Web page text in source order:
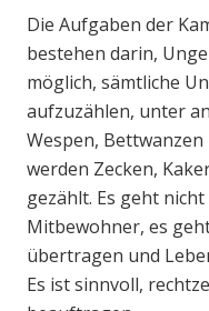
Die Aufgaben der
bestehen darin,
möglich, sämtliche
aufzuzählen, unter
Wespen, Bettwanzen
werden Zecken,
gezählt. Es geht
Mitbewohner, es
übertragen und
Es ist sinnvoll,